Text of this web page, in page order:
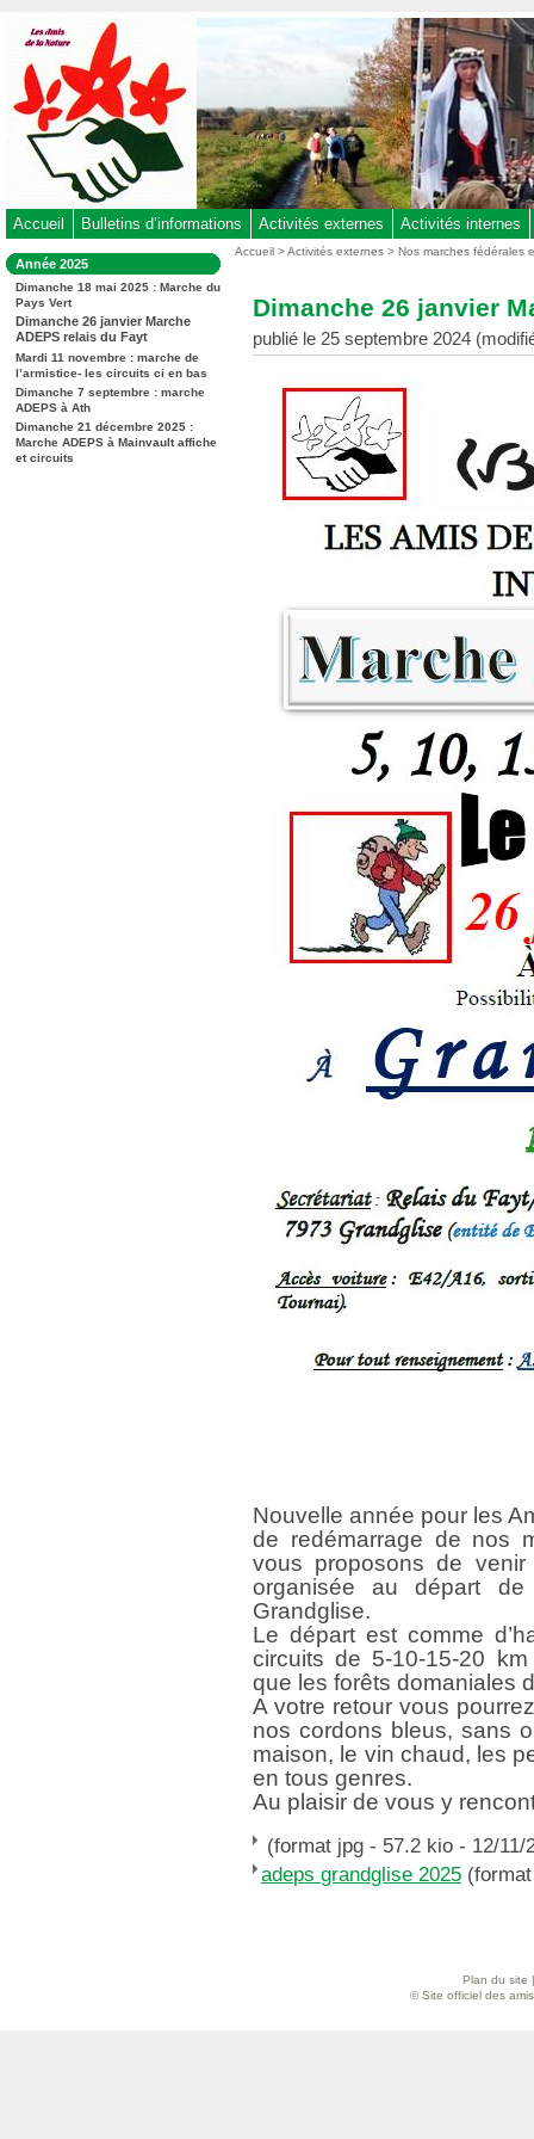
au
contenu
-
Aller
au
menu
-
à
la
recherche
Accueil Bulletins d’informations Activités externes Activités internes
Dans
la
rubrique
:
Année 2025
Dimanche 18 mai 2025 : Marche du
Pays Vert
Dimanche 26 janvier Marche
ADEPS relais du Fayt
Mardi 11 novembre : marche de
l’armistice- les circuits ci en bas
Dimanche 7 septembre : marche
ADEPS à Ath
Dimanche 21 décembre 2025 :
Marche ADEPS à Mainvault affiche
et circuits
Vous
Accueil >Activités externes >Nos marches fédérales
Dimanche 26 janvier
publié le 25 septembre 2024
Nouvelle année pour les
de redémarrage de nos
vous proposons de
organisée au départ
Grandglise.
Le départ est comme
circuits de 5-10-15-20
que les forêts domaniales
A votre retour vous
nos cordons bleus, sans
maison, le vin chaud, les
en tous genres.
Au plaisir de vous y
(format jpg - 57.2 kio - 12/11/
adeps grandglise 2025
Plan du site
© Site officiel des